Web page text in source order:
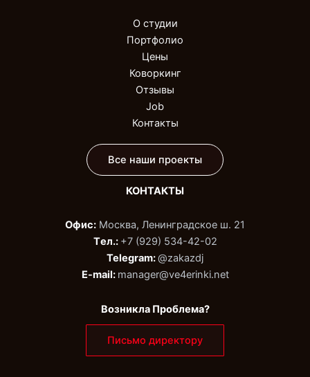
О студии
Портфолио
Цены
Коворкинг
Отзывы
Job
Контакты
Все наши проекты
КОНТАКТЫ
Офис: Москва, Ленинградское ш. 21
Tел.: +7 (929) 534-42-02‬
Telegram:@zakazdj‬
E-mail: manager@ve4erinki.net
Возникла Проблема?
Письмо директору